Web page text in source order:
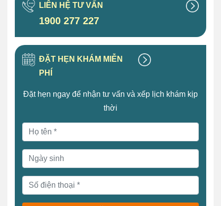
LIÊN HỆ TƯ VẤN
1900 277 227
ĐẶT HẸN KHÁM MIỄN
PHÍ
Đặt hẹn ngay để nhận tư vấn và xếp lịch khám kịp
thời